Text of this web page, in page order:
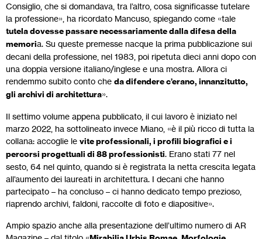
Consiglio, che si domandava, tra l’altro, cosa significasse tutelare
la professione», ha ricordato Mancuso, spiegando come «tale
tutela dovesse passare necessariamente dalla difesa della
memoria. Su queste premesse nacque la prima pubblicazione sui
decani della professione, nel 1983, poi ripetuta dieci anni dopo con
una doppia versione italiano/inglese e una mostra. Allora ci
rendemmo subito conto che da difendere c’erano, innanzitutto,
gli archivi di architettura».
Il settimo volume appena pubblicato, il cui lavoro è iniziato nel
marzo 2022, ha sottolineato invece Miano, «è il più ricco di tutta la
collana: accoglie le vite professionali, i profili biografici e i
percorsi progettuali di 88 professionisti. Erano stati 77 nel
sesto, 64 nel quinto, quando si è registrata la netta crescita legata
all’aumento dei laureati in architettura. I decani che hanno
partecipato – ha concluso – ci hanno dedicato tempo prezioso,
riaprendo archivi, faldoni, raccolte di foto e diapositive».
Ampio spazio anche alla presentazione dell’ultimo numero di AR